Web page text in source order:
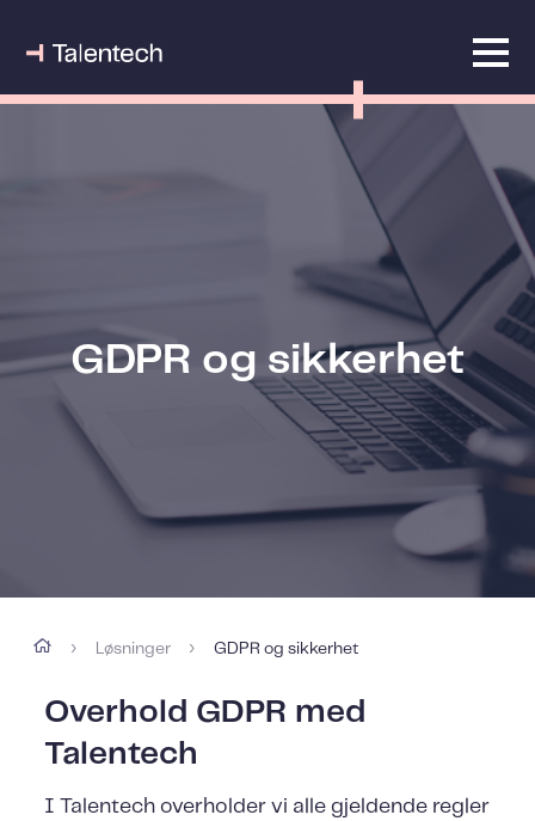
GDPR og sikkerhet
› Løsninger › GDPR og sikkerhet
Overhold GDPR med
Talentech
I Talentech overholder vi alle gjeldende regler